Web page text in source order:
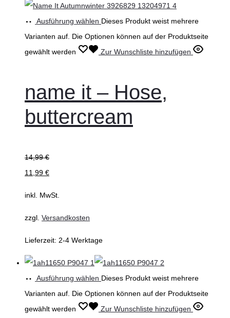
Ausführung wählen Dieses Produkt weist mehrere
Varianten auf. Die Optionen können auf der Produktseite
gewählt werden
Zur Wunschliste hinzufügen
name it – Hose,
buttercream
14,99€
11,99 €
inkl. MwSt.
zzgl. Versandkosten
Lieferzeit: 2-4 Werktage
Ausführung wählen Dieses Produkt weist mehrere
Varianten auf. Die Optionen können auf der Produktseite
gewählt werden
Zur Wunschliste hinzufügen